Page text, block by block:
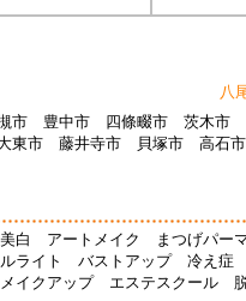
八
市 豊中市 四條畷市
茨木市
東市 藤井寺市 貝塚市 高石市
美白 アートメイク
まつげパー
ライト バストアップ
冷え症
メイクアップ エステスクール